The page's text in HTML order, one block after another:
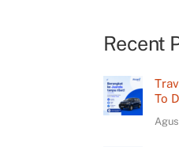
Recent
To